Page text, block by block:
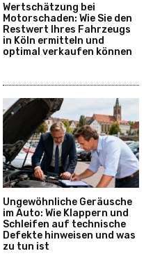
Wertschätzung bei
Motorschaden: Wie Sie den
Restwert Ihres Fahrzeugs
in Köln ermitteln und
optimal verkaufen können
Ungewöhnliche Geräusche
im Auto: Wie Klappern und
Schleifen auf technische
Defekte hinweisen und was
zu tun ist